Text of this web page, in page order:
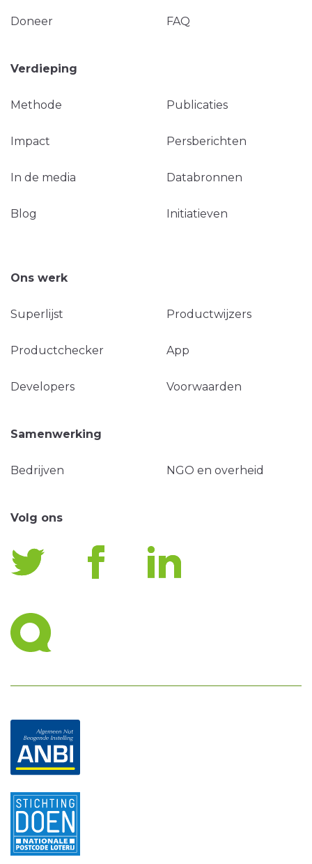
Doneer FAQ
Verdieping
Methode Publicaties
Impact Persberichten
In de media Databronnen
Blog Initiatieven
Ons werk
Superlijst Productwijzers
Productchecker App
Developers Voorwaarden
Samenwerking
Bedrijven NGO en overheid
Volg ons